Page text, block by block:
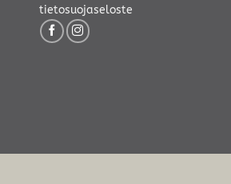
tietosuojaseloste